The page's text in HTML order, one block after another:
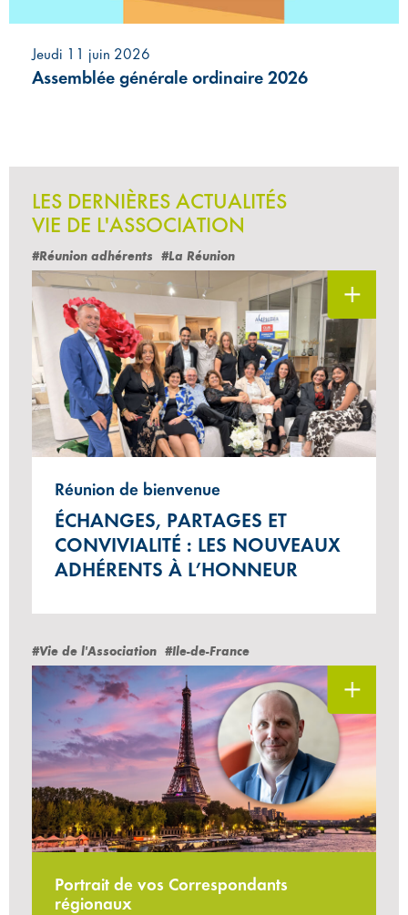
Jeudi 11 juin 2026
Assemblée générale ordinaire 2026
LES DERNIÈRES ACTUALITÉS
VIE DE L'ASSOCIATION
#Réunion adhérents #La Réunion
Réunion de bienvenue
ÉCHANGES, PARTAGES ET
CONVIVIALITÉ : LES NOUVEAUX
ADHÉRENTS À L’HONNEUR
#Vie de l'Association #Ile-de-France
Portrait de vos Correspondants
régionaux